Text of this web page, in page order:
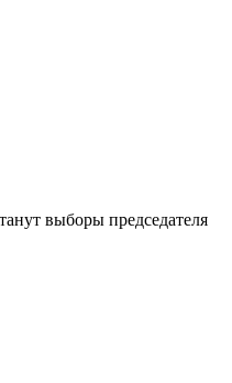
выборы председателя